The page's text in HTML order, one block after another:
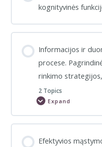
augimas
kognityvinės
Informacijos ir
procese.
rinkimo
2 Topics
Expand
Informacijos
duomenų
rinkimas
Pagrindinės
Efektyvios